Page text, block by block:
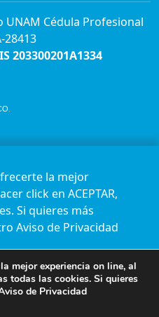
UNAM Cédula Profesional
28413
203300201A1334
24/7 aquí
report
redes
Policy
la mejor
click en ACEPTAR,
Si quieres más
Aviso de Privacidad
mejor experiencia on line, al
todas las cookies. Si quieres
de Privacidad